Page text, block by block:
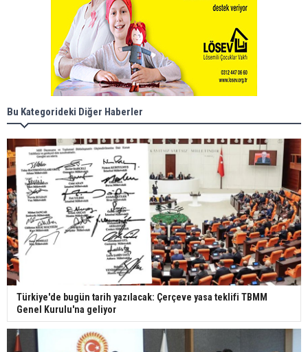
Bu Kategorideki Diğer Haberler
Türkiye'de bugün tarih yazılacak: Çerçeve yasa teklifi TBMM
Genel Kurulu'na geliyor